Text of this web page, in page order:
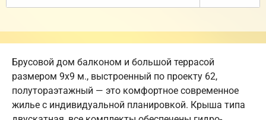
Брусовой дом балконом и большой террасой
размером 9х9 м., выстроенный по проекту 62,
полутораэтажный — это комфортное современное
жилье с индивидуальной планировкой. Крыша типа